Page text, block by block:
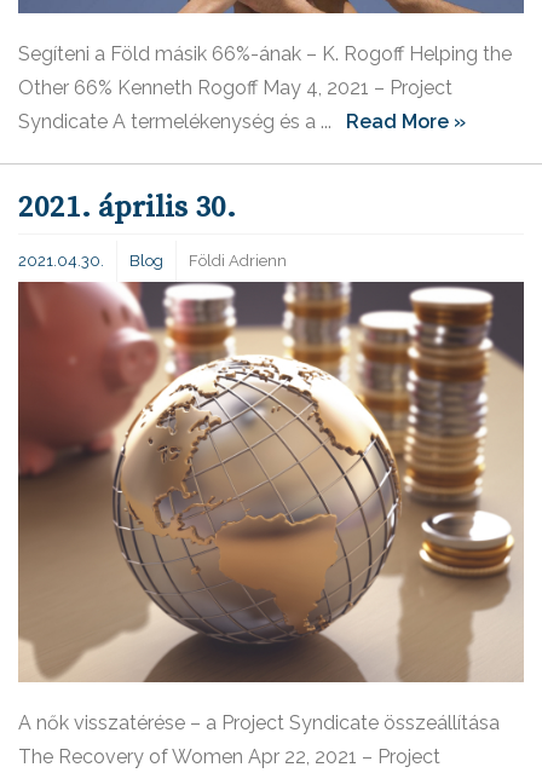
Segíteni a Föld másik 66%-ának – K. Rogoff Helping the
Other 66% Kenneth Rogoff May 4, 2021 – Project
Syndicate A termelékenység és a ... Read More »
2021. április 30.
2021.04.30. Blog Földi Adrienn
A nők visszatérése – a Project Syndicate összeállítása
The Recovery of Women Apr 22, 2021 – Project